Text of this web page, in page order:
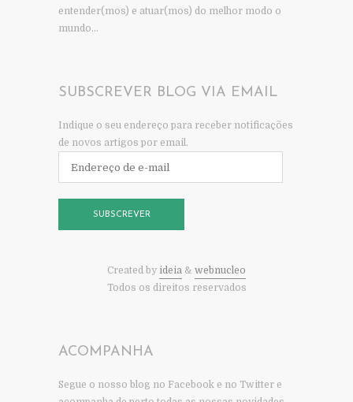
entender(mos) e atuar(mos) do melhor modo o
mundo…
SUBSCREVER BLOG VIA EMAIL
Indique o seu endereço para receber notificações
de novos artigos por email.
SUBSCREVER
Created by ideia & webnucleo
Todos os direitos reservados
ACOMPANHA
Segue o nosso blog no Facebook e no Twitter e